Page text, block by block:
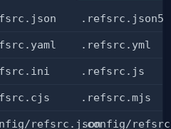
.refsrc.json5
.refsrc.yml
.refsrc.js
.refsrc.mjs
refsrc.json.config/